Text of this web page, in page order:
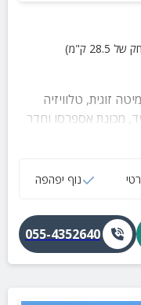
28.5 ק"מ)
זוגית, טלוויזיה
מכונת אספרסו וחדר
ומקורה המחוממת
נוף יפהפה
055-4352640